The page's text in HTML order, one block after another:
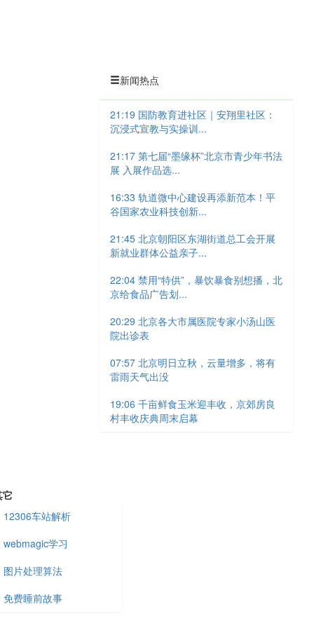
新闻热点
21:19 国防教育进社区｜安翔里社区：
沉浸式宣教与实操训...
21:17 第七届“墨缘杯”北京市青少年书法
展 入展作品选...
16:33 轨道微中心建设再添新范本！平
谷国家农业科技创新...
21:45 北京朝阳区东湖街道总工会开展
新就业群体公益亲子...
22:04 禁用“特供”，暴饮暴食别想播，北
京给食品广告划...
20:29 北京各大市属医院专家小汤山医
院出诊表
07:57 北京明日立秋，云量增多，将有
雷雨天气出没
19:06 千亩鲜食玉米迎丰收，京郊房良
村丰收庆典周末启幕
它
12306车站解析
webmagic学习
图片处理算法
免费睡前故事